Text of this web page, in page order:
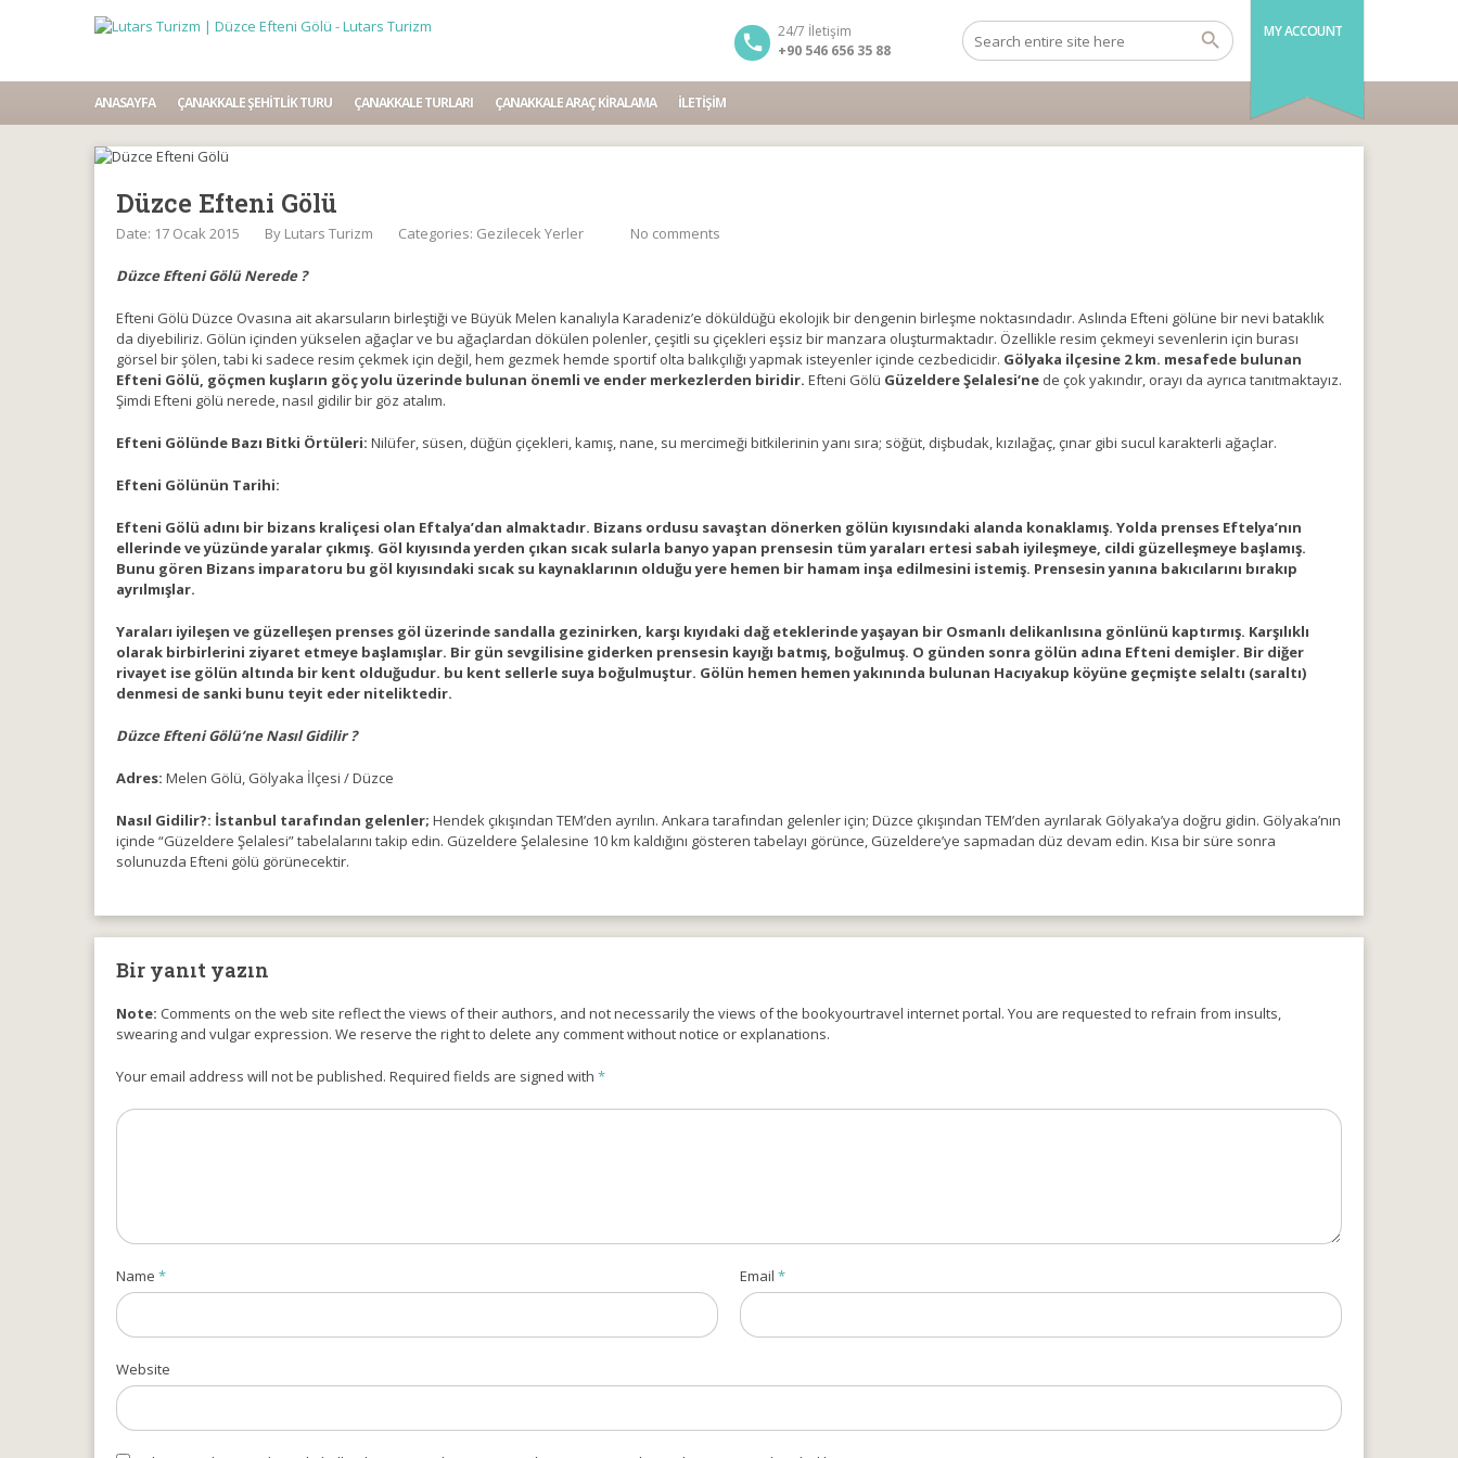
MY ACCOUNT
24/7 İletişim
+90 546 656 35 88
ANASAYFA ÇANAKKALE ŞEHITLIK TURU ÇANAKKALE TURLARI ÇANAKKALE ARAÇ KIRALAMA İLETIŞIM
Düzce Efteni Gölü
Date: 17 Ocak 2015 By Lutars Turizm Categories: Gezilecek Yerler No comments
Düzce Efteni Gölü Nerede ?
Efteni Gölü Düzce Ovasına ait akarsuların birleştiği ve Büyük Melen kanalıyla Karadeniz’e döküldüğü ekolojik bir dengenin birleşme noktasındadır. Aslında Efteni gölüne bir nevi bataklık
da diyebiliriz. Gölün içinden yükselen ağaçlar ve bu ağaçlardan dökülen polenler, çeşitli su çiçekleri eşsiz bir manzara oluşturmaktadır. Özellikle resim çekmeyi sevenlerin için burası
görsel bir şölen, tabi ki sadece resim çekmek için değil, hem gezmek hemde sportif olta balıkçılığı yapmak isteyenler içinde cezbedicidir. Gölyaka ilçesine 2 km. mesafede bulunan
Efteni Gölü, göçmen kuşların göç yolu üzerinde bulunan önemli ve ender merkezlerden biridir. Efteni Gölü Güzeldere Şelalesi‘ne de çok yakındır, orayı da ayrıca tanıtmaktayız.
Şimdi Efteni gölü nerede, nasıl gidilir bir göz atalım.
Efteni Gölünde Bazı Bitki Örtüleri: Nilüfer, süsen, düğün çiçekleri, kamış, nane, su mercimeği bitkilerinin yanı sıra; söğüt, dişbudak, kızılağaç, çınar gibi sucul karakterli ağaçlar.
Efteni Gölünün Tarihi:
Efteni Gölü adını bir bizans kraliçesi olan Eftalya’dan almaktadır. Bizans ordusu savaştan dönerken gölün kıyısındaki alanda konaklamış. Yolda prenses Eftelya’nın
ellerinde ve yüzünde yaralar çıkmış. Göl kıyısında yerden çıkan sıcak sularla banyo yapan prensesin tüm yaraları ertesi sabah iyileşmeye, cildi güzelleşmeye başlamış.
Bunu gören Bizans imparatoru bu göl kıyısındaki sıcak su kaynaklarının olduğu yere hemen bir hamam inşa edilmesini istemiş. Prensesin yanına bakıcılarını bırakıp
ayrılmışlar.
Yaraları iyileşen ve güzelleşen prenses göl üzerinde sandalla gezinirken, karşı kıyıdaki dağ eteklerinde yaşayan bir Osmanlı delikanlısına gönlünü kaptırmış. Karşılıklı
olarak birbirlerini ziyaret etmeye başlamışlar. Bir gün sevgilisine giderken prensesin kayığı batmış, boğulmuş. O günden sonra gölün adına Efteni demişler. Bir diğer
rivayet ise gölün altında bir kent olduğudur. bu kent sellerle suya boğulmuştur. Gölün hemen hemen yakınında bulunan Hacıyakup köyüne geçmişte selaltı (saraltı)
denmesi de sanki bunu teyit eder niteliktedir.
Düzce Efteni Gölü’ne Nasıl Gidilir ?
Adres: Melen Gölü, Gölyaka İlçesi / Düzce
Nasıl Gidilir?: İstanbul tarafından gelenler; Hendek çıkışından TEM’den ayrılın. Ankara tarafından gelenler için; Düzce çıkışından TEM’den ayrılarak Gölyaka’ya doğru gidin. Gölyaka’nın
içinde “Güzeldere Şelalesi” tabelalarını takip edin. Güzeldere Şelalesine 10 km kaldığını gösteren tabelayı görünce, Güzeldere’ye sapmadan düz devam edin. Kısa bir süre sonra
solunuzda Efteni gölü görünecektir.
Bir yanıt yazın
Note: Comments on the web site reflect the views of their authors, and not necessarily the views of the bookyourtravel internet portal. You are requested to refrain from insults,
swearing and vulgar expression. We reserve the right to delete any comment without notice or explanations.
Your email address will not be published. Required fields are signed with *
Name * Email *
Website